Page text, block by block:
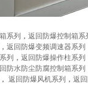
系列 ， 返回防爆控制箱系
， 返回防爆变频调速器系列
列 ， 返回防爆操作柱系列
防水防尘防腐控制箱系列
， 返回防爆风机系列 ， 返